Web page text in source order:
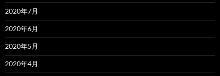
2020年7月
2020年6月
2020年5月
2020年4月